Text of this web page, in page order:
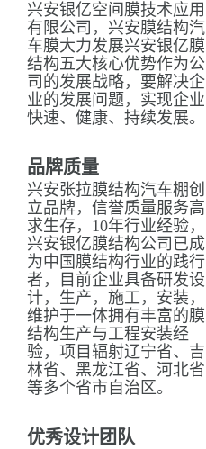
兴安银亿空间膜技术应用
有限公司，兴安膜结构汽
车膜大力发展兴安银亿膜
结构五大核心优势作为公
司的发展战略，要解决企
业的发展问题，实现企业
快速、健康、持续发展。
品牌质量
兴安张拉膜结构汽车棚创
立品牌，信誉质量服务高
求生存，10年行业经验，
兴安银亿膜结构公司已成
为中国膜结构行业的践行
者，目前企业具备研发设
计，生产，施工，安装，
维护于一体拥有丰富的膜
结构生产与工程安装经
验，项目辐射辽宁省、吉
林省、黑龙江省、河北省
等多个省市自治区。
优秀设计团队